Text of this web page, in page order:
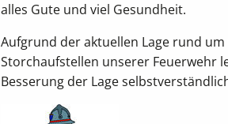
alles Gute und viel Gesundheit.
Aufgrund der aktuellen Lage rund
Storchaufstellen unserer Feuerwehr
Besserung der Lage